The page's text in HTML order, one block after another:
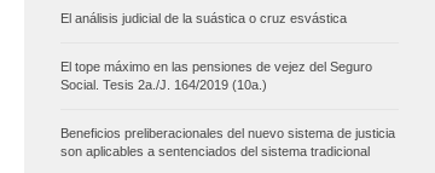
El análisis judicial de la suástica o cruz esvástica
El tope máximo en las pensiones de vejez del Seguro
Social. Tesis 2a./J. 164/2019 (10a.)
Beneficios preliberacionales del nuevo sistema de justicia
son aplicables a sentenciados del sistema tradicional